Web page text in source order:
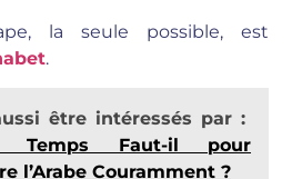
la seule possible, est
.
être intéressés par :
Temps Faut-il pour
l’Arabe Couramment ?